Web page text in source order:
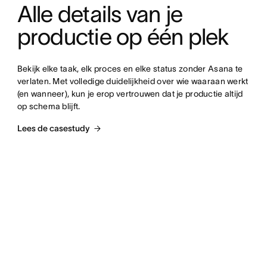
Alle details van je
productie op één plek
Bekijk elke taak, elk proces en elke status zonder Asana te
verlaten. Met volledige duidelijkheid over wie waaraan werkt
(en wanneer), kun je erop vertrouwen dat je productie altijd
op schema blijft.
Lees de casestudy